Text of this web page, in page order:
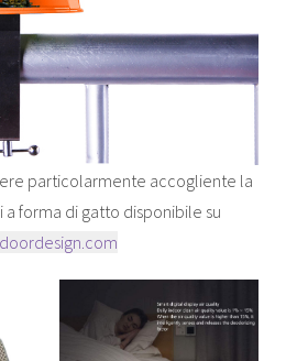
particolarmente accogliente la
forma di gatto disponibile su